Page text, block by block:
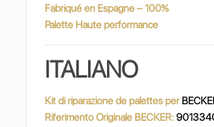
Fabriqué en Espagne – 100%
Palette Haute performance
ITALIANO
Kit di riparazione de palettes per
Riferimento Originale BECKER: